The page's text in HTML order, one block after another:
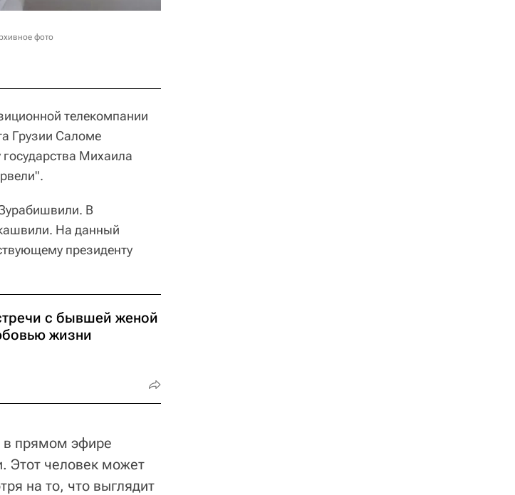
фото
телекомпании
Грузии Саломе
Михаила
В
На данный
президенту
с бывшей женой
жизни
в прямом эфире
Этот человек может
на то, что выглядит